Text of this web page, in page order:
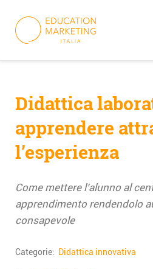
content
Didattica
apprendere
l’esperienza
Come mettere l’alunno al
apprendimento rendendolo
consapevole
Categorie: Didattica innovativa